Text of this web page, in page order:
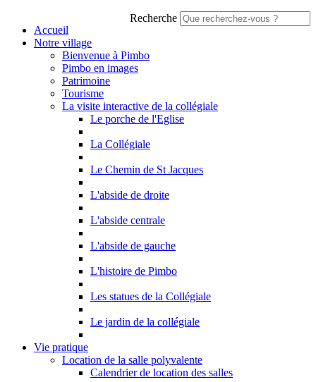
Recherche
Accueil
Notre village
Bienvenue à Pimbo
Pimbo en images
Patrimoine
Tourisme
La visite interactive de la collégiale
Le porche de l'Eglise
La Collégiale
Le Chemin de St Jacques
L'abside de droite
L'abside centrale
L'abside de gauche
L'histoire de Pimbo
Les statues de la Collégiale
Le jardin de la collégiale
Vie pratique
Location de la salle polyvalente
Calendrier de location des salles